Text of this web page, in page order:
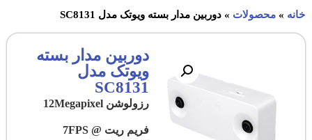
خانه » محصولات » دوربین مدار بسته ویوتک مدل SC8131
دوربین مدار بسته
ویوتک مدل
SC8131
رزولوشن 12Megapixel
فریم ریت 7FPS @